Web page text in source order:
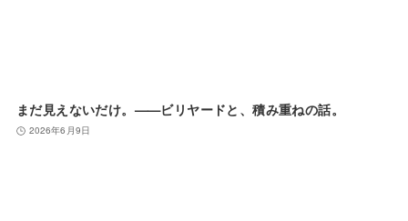
まだ見えないだけ。——ビリヤードと、積み重ねの話。
2026年6月9日